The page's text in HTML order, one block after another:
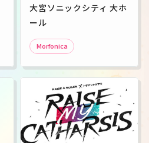
大宮ソニックシティ 大ホ
ール
Morfonica